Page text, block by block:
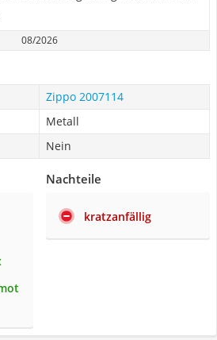
08/2026
Zippo 2007114
Metall
Nein
Nachteile
kratzanfällig